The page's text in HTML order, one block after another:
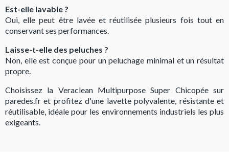
Est-elle lavable ?
Oui, elle peut être lavée et réutilisée plusieurs fois tout en
conservant ses performances.
Laisse-t-elle des peluches ?
Non, elle est conçue pour un peluchage minimal et un résultat
propre.
Choisissez la Veraclean Multipurpose Super Chicopée sur
paredes.fr et profitez d'une lavette polyvalente, résistante et
réutilisable, idéale pour les environnements industriels les plus
exigeants.